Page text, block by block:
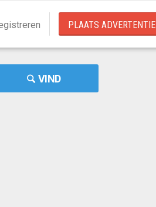
PLAATS ADVERTENTIE
VIND